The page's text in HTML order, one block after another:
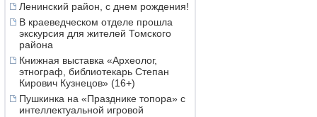
Ленинский район, с днем рождения!
В краеведческом отделе прошла
экскурсия для жителей Томского
района
Книжная выставка «Археолог,
этнограф, библиотекарь Степан
Кирович Кузнецов» (16+)
Пушкинка на «Празднике топора» с
интеллектуальной игровой